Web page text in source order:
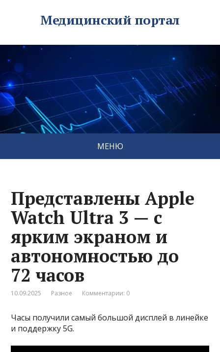
Медицинский портал
МЕНЮ
Представлены Apple
Watch Ultra 3 — с
ярким экраном и
автономностью до
72 часов
10.09.2025 Разное Комментарии: 0
Часы получили самый большой дисплей в линейке
и поддержку 5G.